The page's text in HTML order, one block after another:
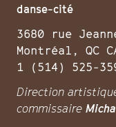
danse-cité
3680 rue
Montréal, QC
1 (514) 525-
Direction
commissaire